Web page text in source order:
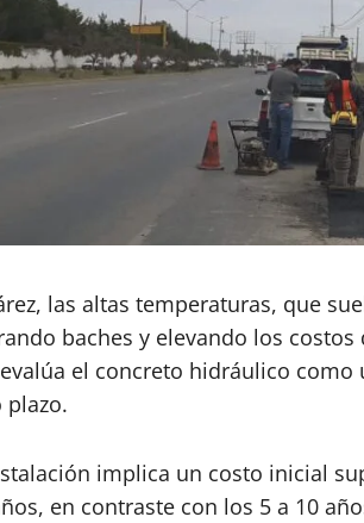
las altas temperaturas, que
baches y elevando los
el concreto hidráulico
plazo.
implica un costo inicial
en contraste con los 5 a 10